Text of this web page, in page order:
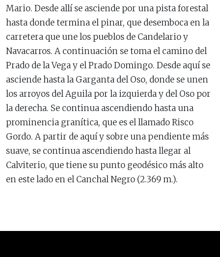
Mario. Desde allí se asciende por una pista forestal
hasta donde termina el pinar, que desemboca en la
carretera que une los pueblos de Candelario y
Navacarros. A continuación se toma el camino del
Prado de la Vega y el Prado Domingo. Desde aquí se
asciende hasta la Garganta del Oso, donde se unen
los arroyos del Aguila por la izquierda y del Oso por
la derecha. Se continua ascendiendo hasta una
prominencia granítica, que es el llamado Risco
Gordo. A partir de aquí y sobre una pendiente más
suave, se continua ascendiendo hasta llegar al
Calviterio, que tiene su punto geodésico más alto
en este lado en el Canchal Negro (2.369 m.).